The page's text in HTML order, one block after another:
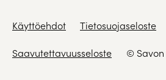
Käyttöehdot Tietosuojaseloste
Saavutettavuusseloste © Savon